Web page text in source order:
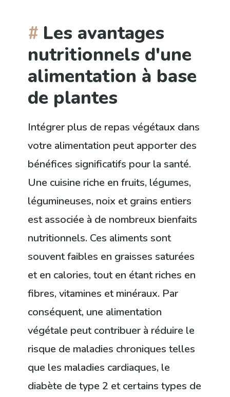
Les avantages
nutritionnels d'une
alimentation à base
de plantes
Intégrer plus de repas végétaux dans
votre alimentation peut apporter des
bénéfices significatifs pour la santé.
Une cuisine riche en fruits, légumes,
légumineuses, noix et grains entiers
est associée à de nombreux bienfaits
nutritionnels. Ces aliments sont
souvent faibles en graisses saturées
et en calories, tout en étant riches en
fibres, vitamines et minéraux. Par
conséquent, une alimentation
végétale peut contribuer à réduire le
risque de maladies chroniques telles
que les maladies cardiaques, le
diabète de type 2 et certains types de